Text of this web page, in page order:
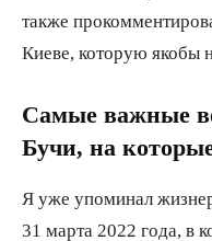
также
Киеве, которую якобы
Самые важные
Бучи, на
Я уже упоминал
31 марта 2022 года, в